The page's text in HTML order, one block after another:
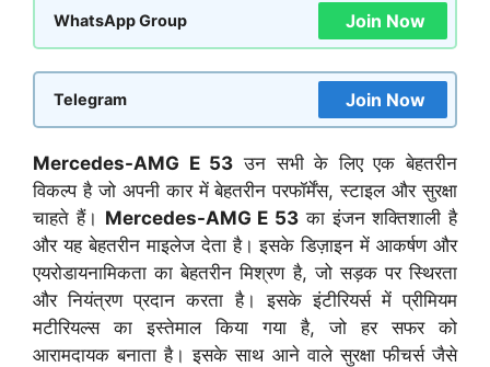
WhatsApp Group Join Now
Telegram Join Now
Mercedes-AMG E 53 उन सभी के लिए एक बेहतरीन
विकल्प है जो अपनी कार में बेहतरीन परफॉर्मेंस, स्टाइल और सुरक्षा
चाहते हैं। Mercedes-AMG E 53 का इंजन शक्तिशाली है
और यह बेहतरीन माइलेज देता है। इसके डिज़ाइन में आकर्षण और
एयरोडायनामिकता का बेहतरीन मिश्रण है, जो सड़क पर स्थिरता
और नियंत्रण प्रदान करता है। इसके इंटीरियर्स में प्रीमियम
मटीरियल्स का इस्तेमाल किया गया है, जो हर सफर को
आरामदायक बनाता है। इसके साथ आने वाले सुरक्षा फीचर्स जैसे